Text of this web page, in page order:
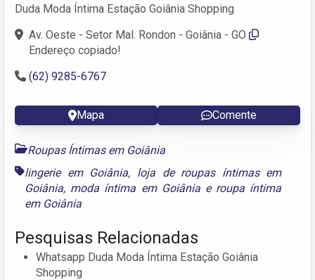
Duda Moda Íntima Estação Goiânia Shopping
Av. Oeste - Setor Mal. Rondon - Goiânia - GO
Endereço copiado!
(62) 9285-6767
Mapa Comente
Roupas Íntimas em Goiânia
lingerie em Goiânia, loja de roupas íntimas em
Goiânia, moda íntima em Goiâniae roupa íntima
em Goiânia
Pesquisas Relacionadas
Whatsapp Duda Moda Íntima Estação Goiânia
Shopping